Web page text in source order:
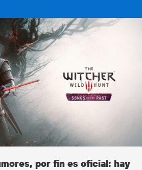
por fin es oficial: hay